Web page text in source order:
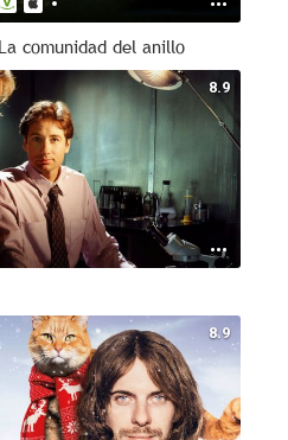
comunidad del anillo
8.9
8.9